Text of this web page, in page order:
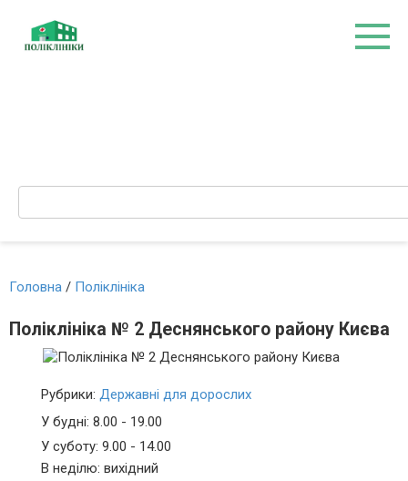
вмісту
Search:
Головна / Поліклініка
Поліклініка № 2 Деснянського району Києва
Рубрики: Державні для дорослих
У будні: 8.00 - 19.00
У суботу: 9.00 - 14.00
В неділю: вихідний